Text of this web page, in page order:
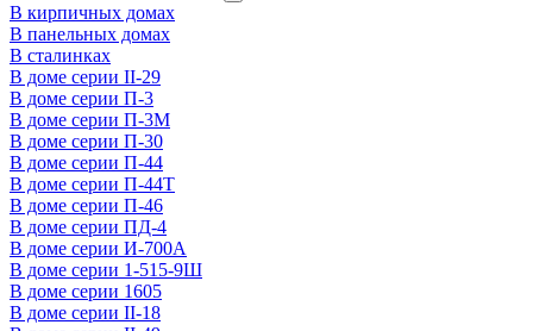
В кирпичных домах
В панельных домах
В сталинках
В доме серии II-29
В доме серии П-3
В доме серии П-3М
В доме серии П-30
В доме серии П-44
В доме серии П-44Т
В доме серии П-46
В доме серии ПД-4
В доме серии И-700А
В доме серии 1-515-9Ш
В доме серии 1605
В доме серии II-18